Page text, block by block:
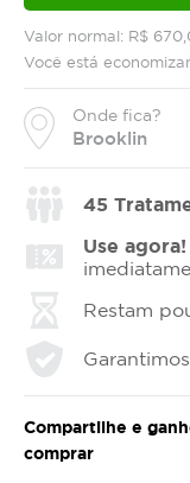
Valor normal: R$
Você está
Onde fica?
Brooklin
45
Use agora!
Restam
Compartilhe e
comprar